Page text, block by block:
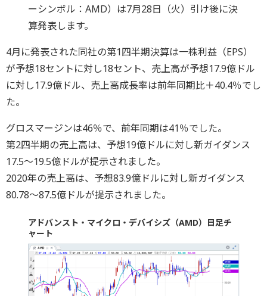
ーシンボル：AMD）は7月28日（火）引け後に決
算発表します。
4月に発表された同社の第1四半期決算は一株利益（EPS）
が予想18セントに対し18セント、売上高が予想17.9億ドル
に対し17.9億ドル、売上高成長率は前年同期比＋40.4％でし
た。
グロスマージンは46％で、前年同期は41％でした。
第2四半期の売上高は、予想19億ドルに対し新ガイダンス
17.5～19.5億ドルが提示されました。
2020年の売上高は、予想83.9億ドルに対し新ガイダンス
80.78～87.5億ドルが提示されました。
アドバンスト・マイクロ・デバイシズ（AMD）日足チ
ャート